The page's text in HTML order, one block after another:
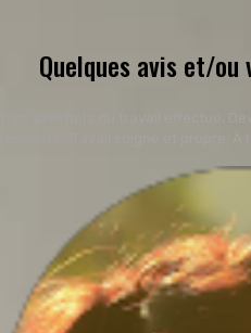
Quelques avis et/
Très satisfaits du travail effectué,